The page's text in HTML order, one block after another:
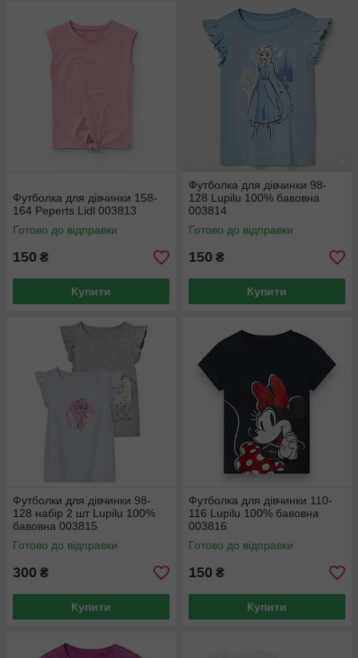
Футболка для дівчинки 158-
164 Peperts Lidl 003813
Готово до відправки
150 ₴
Купити
Футболка для дівчинки 98-
128 Lupilu 100% бавовна
003814
Готово до відправки
150 ₴
Купити
Футболки для дівчинки 98-
128 набір 2 шт Lupilu 100%
бавовна 003815
Готово до відправки
300 ₴
Купити
Футболка для дівчинки 110-
116 Lupilu 100% бавовна
003816
Готово до відправки
150 ₴
Купити